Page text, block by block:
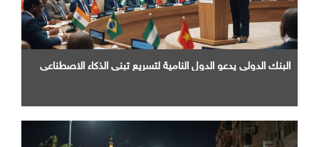
البنك الدولي يدعو الدول النامية لتسريع تبني الذكاء الاصطناعي